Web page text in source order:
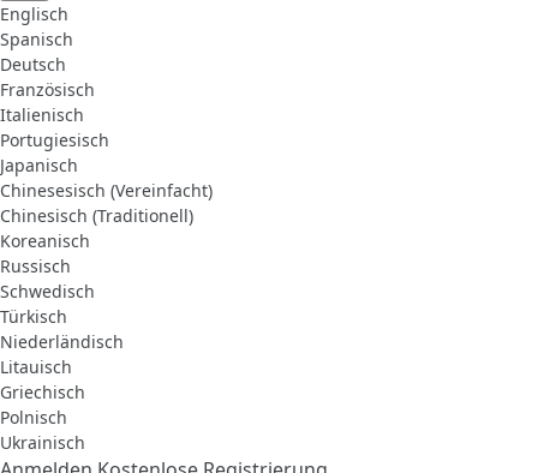
Englisch
Spanisch
Deutsch
Französisch
Italienisch
Portugiesisch
Japanisch
Chinesesisch (Vereinfacht)
Chinesisch (Traditionell)
Koreanisch
Russisch
Schwedisch
Türkisch
Niederländisch
Litauisch
Griechisch
Polnisch
Ukrainisch